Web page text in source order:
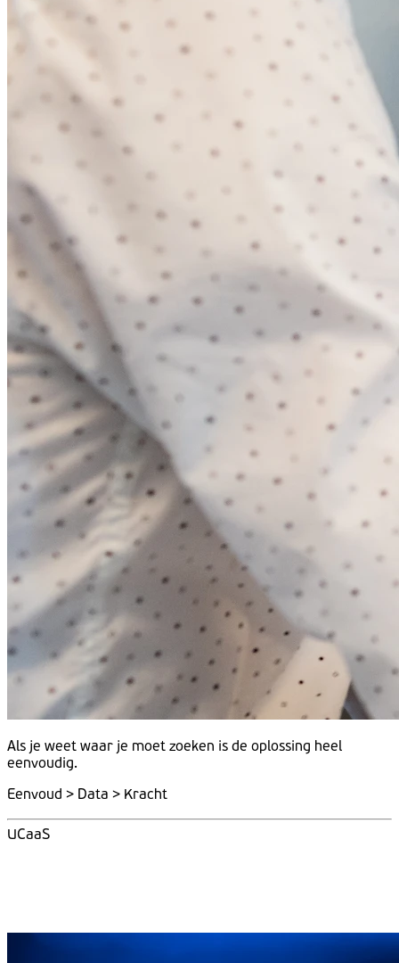
Als je weet waar je moet zoeken is de oplossing heel
eenvoudig.
Eenvoud > Data > Kracht
UCaaS